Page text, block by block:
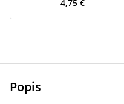
4,75 €
Popis